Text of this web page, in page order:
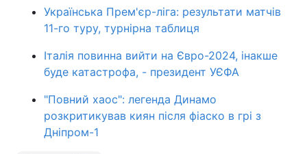
Українська Прем'єр-ліга: результати матчів
11-го туру, турнірна таблиця
Італія повинна вийти на Євро-2024, інакше
буде катастрофа, - президент УЄФА
"Повний хаос": легенда Динамо
розкритикував киян після фіаско в грі з
Дніпром-1